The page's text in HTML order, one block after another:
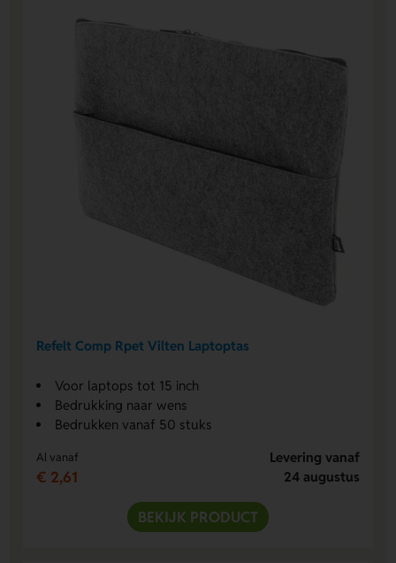
Refelt Comp Rpet Vilten Laptoptas
Voor laptops tot 15 inch
Bedrukking naar wens
Bedrukken vanaf 50 stuks
Al vanaf
€ 2,61
Levering vanaf
24 augustus
BEKIJK PRODUCT